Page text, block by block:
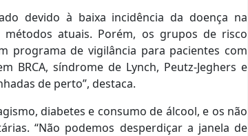
devido à baixa incidência da doença na
atuais. Porém, os grupos de risco
programa de vigilância para pacientes com
BRCA, síndrome de Lynch, Peutz-Jeghers e
de perto”, destaca.
diabetes e consumo de álcool, e os não
“Não podemos desperdiçar a janela de